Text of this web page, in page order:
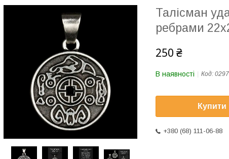
Талісман
ребрами
250 ₴
В наявності Код:
Купити
+380 (68) 111-06-88